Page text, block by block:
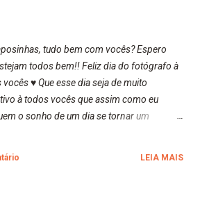
tudo bem com vocês? Espero
todos bem!! Feliz dia do fotógrafo à
♥️ Que esse dia seja de muito
à todos vocês que assim como eu
o sonho de um dia se tornar um
LEIA MAIS